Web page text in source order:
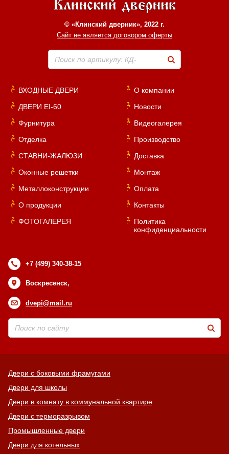
© «Клинский дверник», 2022 г.
Сайт не является договором оферты
Поиск по артикулу: КД-
ВХОДНЫЕ ДВЕРИ
ДВЕРИ EI-60
Фурнитура
Отделка
СТАВНИ-ЖАЛЮЗИ
Оконные решетки
Металлоконструкции
О продукции
ФОТОГАЛЕРЕЯ
О компании
Новости
Видеогалерея
Производство
Доставка
Монтаж
Оплата
Контакты
Политика
конфиденциальности
+7 (499) 340-38-15
Воскресенск,
dvepi@mail.ru
Двери с боковыми фрамугами
Двери для школы
Двери в комнату в коммунальной квартире
Двери с терморазрывом
Промышленные двери
Двери для котельных